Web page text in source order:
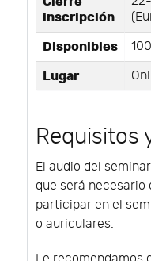
inscripción
Disponibles 100
Lugar
Requisitos
El audio del
que será necesario
participar en el
o auriculares.